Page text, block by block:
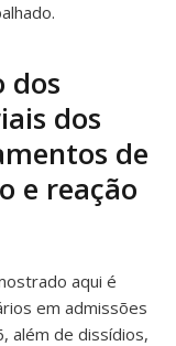
dos
dos
de
e reação
aqui é
em admissões
além de dissídios,